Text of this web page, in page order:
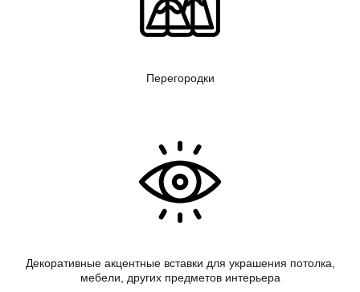
Перегородки
Декоративные акцентные вставки для украшения потолка,
мебели, других предметов интерьера